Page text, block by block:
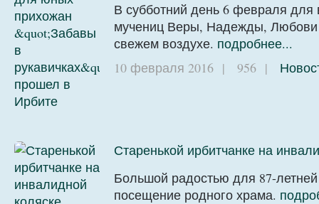
В субботний день 6 февраля для
мучениц Веры, Надежды,
свежем воздухе. подробнее...
10 февраля 2016 | 956 |
Старенькой ирбитчанке на
Большой радостью для 87-
посещение родного храма.